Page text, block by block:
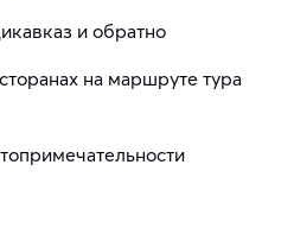
и обратно
на маршруте тура